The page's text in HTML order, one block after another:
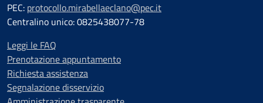
PEC: protocollo.mirabellaeclano@pec.it
Centralino unico: 0825438077-78
Leggi le FAQ
Prenotazione appuntamento
Richiesta assistenza
Segnalazione disservizio